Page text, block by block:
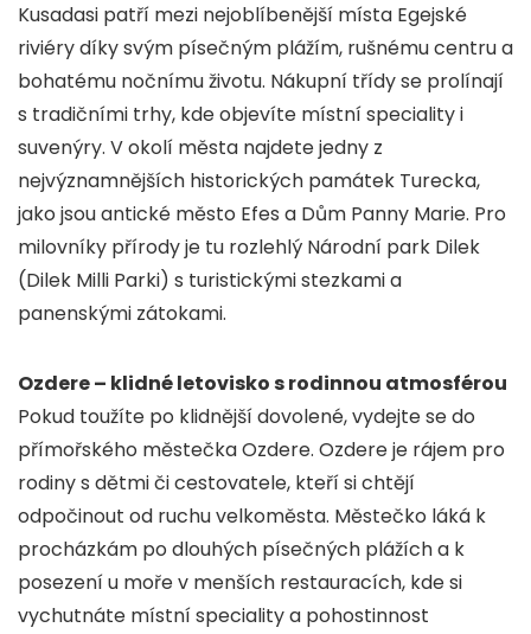
Kusadasi patří mezi nejoblíbenější místa Egejské
riviéry díky svým písečným plážím, rušnému centru a
bohatému nočnímu životu. Nákupní třídy se prolínají
s tradičními trhy, kde objevíte místní speciality i
suvenýry. V okolí města najdete jedny z
nejvýznamnějších historických památek Turecka,
jako jsou antické město Efes a Dům Panny Marie. Pro
milovníky přírody je tu rozlehlý Národní park Dilek
(Dilek Milli Parki) s turistickými stezkami a
panenskými zátokami.
Ozdere – klidné letovisko s rodinnou atmosférou
Pokud toužíte po klidnější dovolené, vydejte se do
přímořského městečka Ozdere. Ozdere je rájem pro
rodiny s dětmi či cestovatele, kteří si chtějí
odpočinout od ruchu velkoměsta. Městečko láká k
procházkám po dlouhých písečných plážích a k
posezení u moře v menších restauracích, kde si
vychutnáte místní speciality a pohostinnost